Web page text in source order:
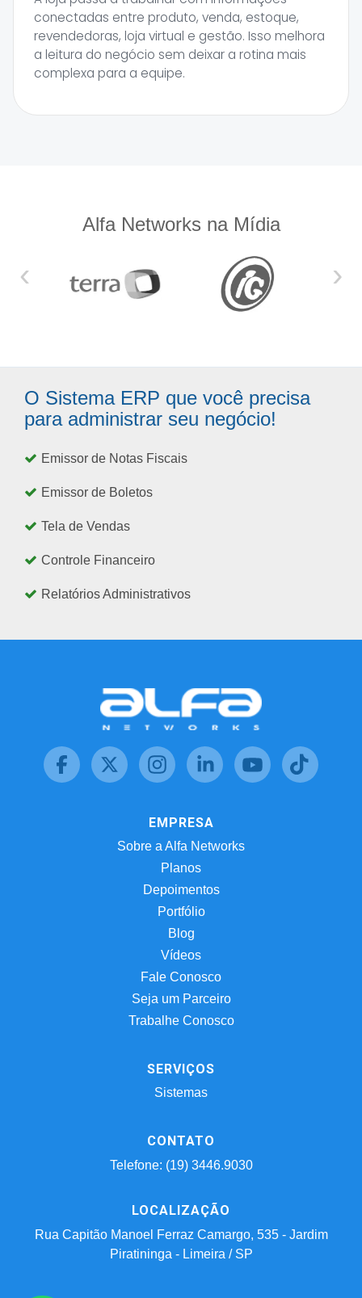
conectadas entre produto, venda, estoque,
revendedoras, loja virtual e gestão. Isso melhora
a leitura do negócio sem deixar a rotina mais
complexa para a equipe.
Alfa Networks na Mídia
‹ ›
O Sistema ERP que você precisa
para administrar seu negócio!
Emissor de Notas Fiscais
Emissor de Boletos
Tela de Vendas
Controle Financeiro
Relatórios Administrativos
EMPRESA
Sobre a Alfa Networks
Planos
Depoimentos
Portfólio
Blog
Vídeos
Fale Conosco
Seja um Parceiro
Trabalhe Conosco
SERVIÇOS
Sistemas
CONTATO
Telefone: (19) 3446.9030
LOCALIZAÇÃO
Rua Capitão Manoel Ferraz Camargo, 535 - Jardim
Piratininga - Limeira / SP